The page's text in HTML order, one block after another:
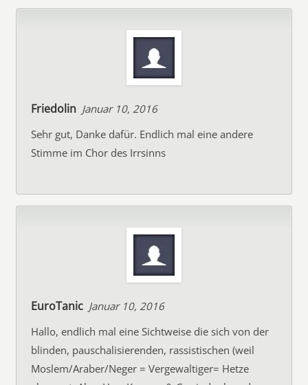
Friedolin Januar 10, 2016
Sehr gut, Danke dafür. Endlich mal eine andere
Stimme im Chor des Irrsinns
EuroTanic Januar 10, 2016
Hallo, endlich mal eine Sichtweise die sich von der
blinden, pauschalisierenden, rassistischen (weil
Moslem/Araber/Neger = Vergewaltiger= Hetze